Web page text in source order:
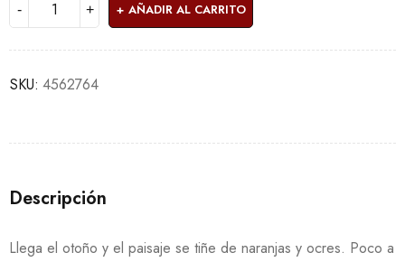
AÑADIR AL CARRITO
SKU: 4562764
Descripción
Llega el otoño y el paisaje se tiñe de naranjas y ocres. Poco a